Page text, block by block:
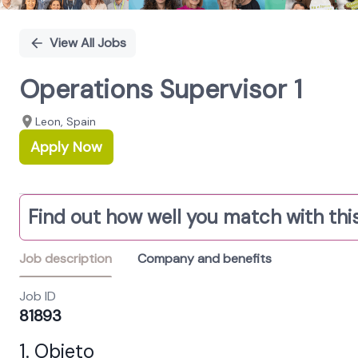
View All Jobs
Operations Supervisor 1
Leon, Spain
Apply Now
Find out how well you match with
Job description Company and benefits
Job ID
81893
1. Objeto